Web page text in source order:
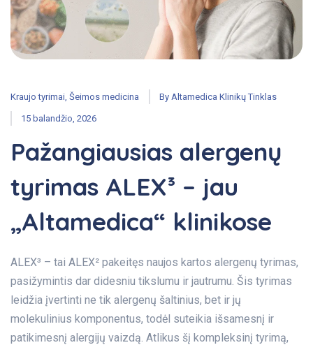
Kraujo tyrimai Šeimos medicina By Altamedica Klinikų Tinklas
15 balandžio, 2026
Pažangiausias alergenų
tyrimas ALEX³ – jau
„Altamedica“ klinikose
ALEX³ – tai ALEX² pakeitęs naujos kartos alergenų tyrimas,
pasižymintis dar didesniu tikslumu ir jautrumu. Šis tyrimas
leidžia įvertinti ne tik alergenų šaltinius, bet ir jų
molekulinius komponentus, todėl suteikia išsamesnį ir
patikimesnį alergijų vaizdą. Atlikus šį kompleksinį tyrimą,